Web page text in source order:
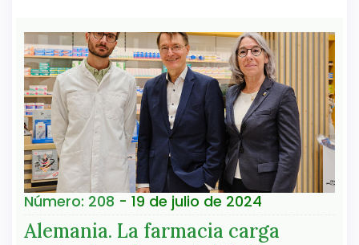
Número: 208 - 19 de julio de 2024
Alemania. La farmacia carga